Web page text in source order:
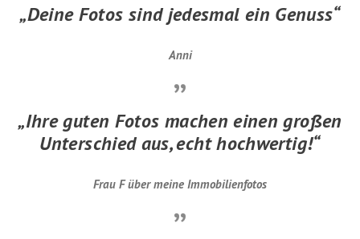
„Deine Fotos sind jedesmal ein Genuss“
Anni
„Ihre guten Fotos machen einen großen
Unterschied aus, echt hochwertig!“
Frau F über meine Immobilienfotos